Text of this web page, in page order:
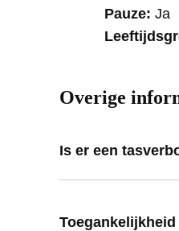
Pauze: Ja
Overige
Is er een
Toegankelijkheid